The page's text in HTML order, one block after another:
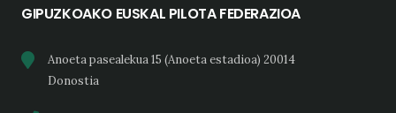
GIPUZKOAKO EUSKAL PILOTA FEDERAZIOA
Anoeta pasealekua 15 (Anoeta estadioa) 20014
Donostia